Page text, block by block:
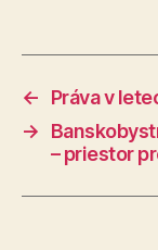
←
Práva v
→
– priestor